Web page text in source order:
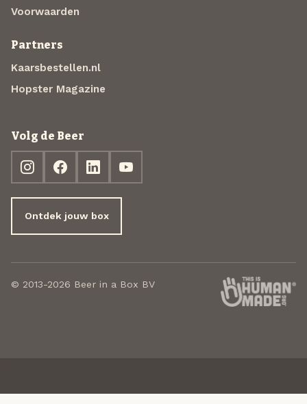
Voorwaarden
Partners
Kaarsbestellen.nl
Hopster Magazine
Volg de Beer
Ontdek jouw box
© 2013-2026 Beer in a Box BV